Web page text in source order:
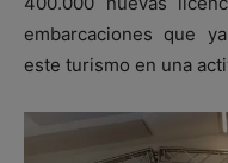
embarcaciones que
este turismo en una